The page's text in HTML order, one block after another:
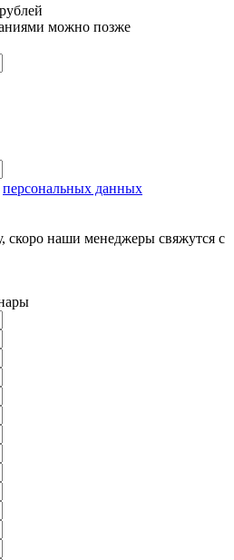
можно позже
персональных данных
наши менеджеры свяжутся с